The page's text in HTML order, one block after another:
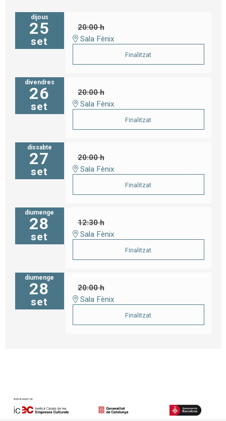
dijous
25
set
20:00 h
Sala Fènix
Finalitzat
divendres
26
set
20:00 h
Sala Fènix
Finalitzat
dissabte
27
set
20:00 h
Sala Fènix
Finalitzat
diumenge
28
set
12:30 h
Sala Fènix
Finalitzat
diumenge
28
set
20:00 h
Sala Fènix
Finalitzat